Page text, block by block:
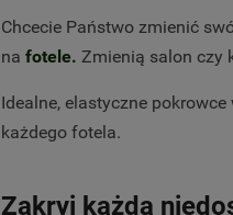
Chcecie Państwo zmienić
na fotele. Zmienią salon czy
Idealne, elastyczne
każdego fotela.
Zakryj każdą